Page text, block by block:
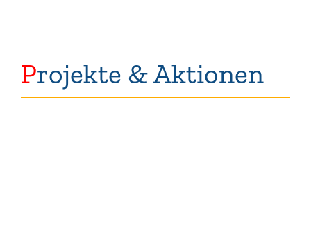
Projekte & Aktionen